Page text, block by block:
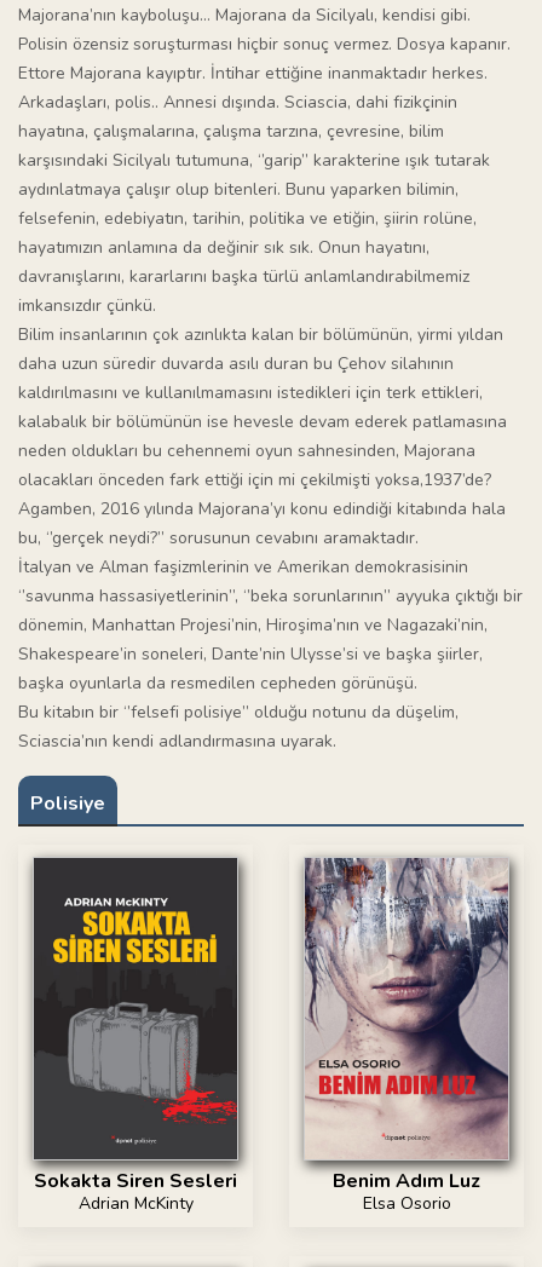
Majorana’nın kayboluşu… Majorana da Sicilyalı, kendisi gibi.
Polisin özensiz soruşturması hiçbir sonuç vermez. Dosya kapanır.
Ettore Majorana kayıptır. İntihar ettiğine inanmaktadır herkes.
Arkadaşları, polis.. Annesi dışında. Sciascia, dahi fizikçinin
hayatına, çalışmalarına, çalışma tarzına, çevresine, bilim
karşısındaki Sicilyalı tutumuna, ‘’garip’’ karakterine ışık tutarak
aydınlatmaya çalışır olup bitenleri. Bunu yaparken bilimin,
felsefenin, edebiyatın, tarihin, politika ve etiğin, şiirin rolüne,
hayatımızın anlamına da değinir sık sık. Onun hayatını,
davranışlarını, kararlarını başka türlü anlamlandırabilmemiz
imkansızdır çünkü.
Bilim insanlarının çok azınlıkta kalan bir bölümünün, yirmi yıldan
daha uzun süredir duvarda asılı duran bu Çehov silahının
kaldırılmasını ve kullanılmamasını istedikleri için terk ettikleri,
kalabalık bir bölümünün ise hevesle devam ederek patlamasına
neden oldukları bu cehennemi oyun sahnesinden, Majorana
olacakları önceden fark ettiği için mi çekilmişti yoksa,1937’de?
Agamben, 2016 yılında Majorana’yı konu edindiği kitabında hala
bu, ‘’gerçek neydi?’’ sorusunun cevabını aramaktadır.
İtalyan ve Alman faşizmlerinin ve Amerikan demokrasisinin
‘’savunma hassasiyetlerinin’’, ‘’beka sorunlarının’’ ayyuka çıktığı bir
dönemin, Manhattan Projesi’nin, Hiroşima’nın ve Nagazaki’nin,
Shakespeare’in soneleri, Dante’nin Ulysse’si ve başka şiirler,
başka oyunlarla da resmedilen cepheden görünüşü.
Bu kitabın bir ‘’felsefi polisiye’’ olduğu notunu da düşelim,
Sciascia’nın kendi adlandırmasına uyarak.
Polisiye
Sokakta Siren Sesleri
Adrian McKinty
Benim Adım Luz
Elsa Osorio